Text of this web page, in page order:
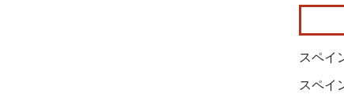
画像 ©
スペイ
スペイ